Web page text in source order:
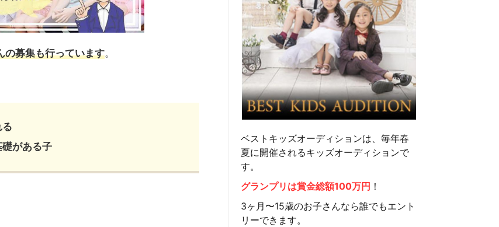
の募集も行っています。
がある子
ベストキッズオーディションは、毎年春
夏に開催されるキッズオーディションで
す。
グランプリは賞金総額100万円 ！
3ヶ月〜15歳のお子さんなら誰でもエント
リーできます。